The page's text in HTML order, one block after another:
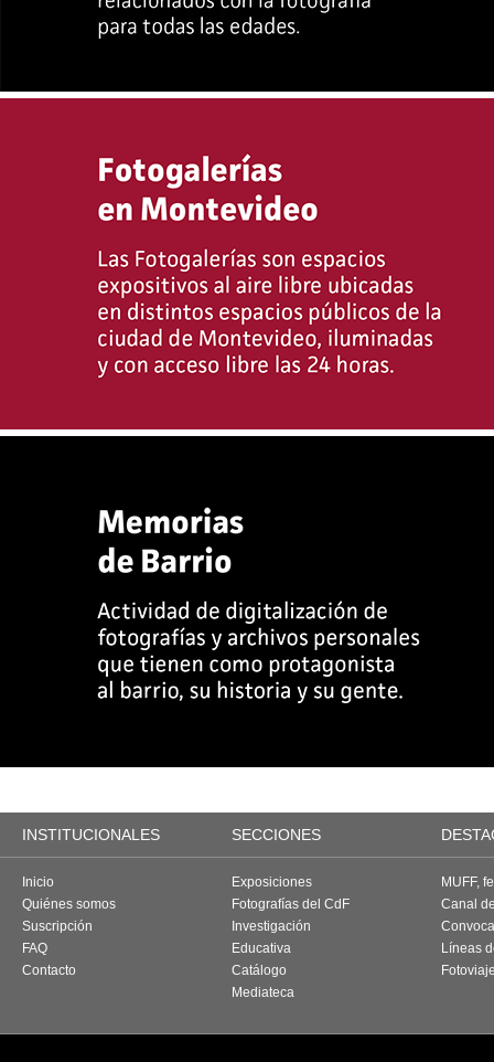
INSTITUCIONALES SECCIONES
Inicio
Quiénes somos
Suscripción
FAQ
Contacto
Exposiciones
Fotografías del CdF
Investigación
Educativa
Catálogo
Mediateca
MUFF,
Canal
Líneas